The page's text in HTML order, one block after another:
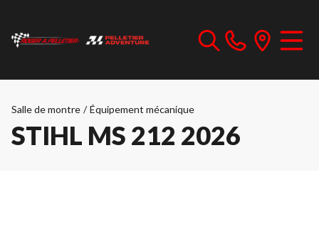
Salle de montre / Équipement mécanique
STIHL MS 212 2026